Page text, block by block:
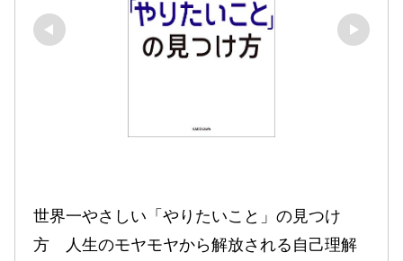
世界一やさしい「やりたいこと」の見つけ
方　人生のモヤモヤから解放される自己理解